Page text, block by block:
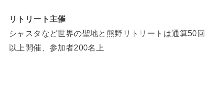
リトリート主催
シャスタなど世界の聖地と熊野リトリートは通算50回
以上開催、参加者200名上